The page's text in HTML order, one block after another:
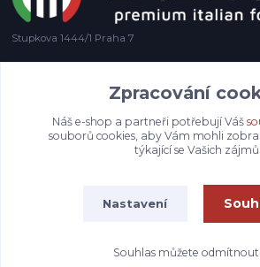
Stupkova 1444/1 Praha 7
info@delbuono.cz
Zpracování
Náš e-shop a partneři potřebují Váš
souborů cookies, aby Vám mohli
týkající se Vašich zájmů.
Nastavení
Souhlas můžete odmítnout